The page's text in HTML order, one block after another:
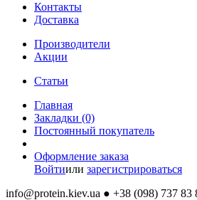
Контакты
Доставка
Производители
Акции
Статьи
Главная
Закладки (0)
Постоянный покупатель
Оформление заказа
Войтиили зарегистрироваться
info@protein.kiev.ua ● +38 (098) 737 83